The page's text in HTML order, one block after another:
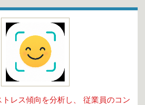
レス傾向を分析し、 従業員のコン